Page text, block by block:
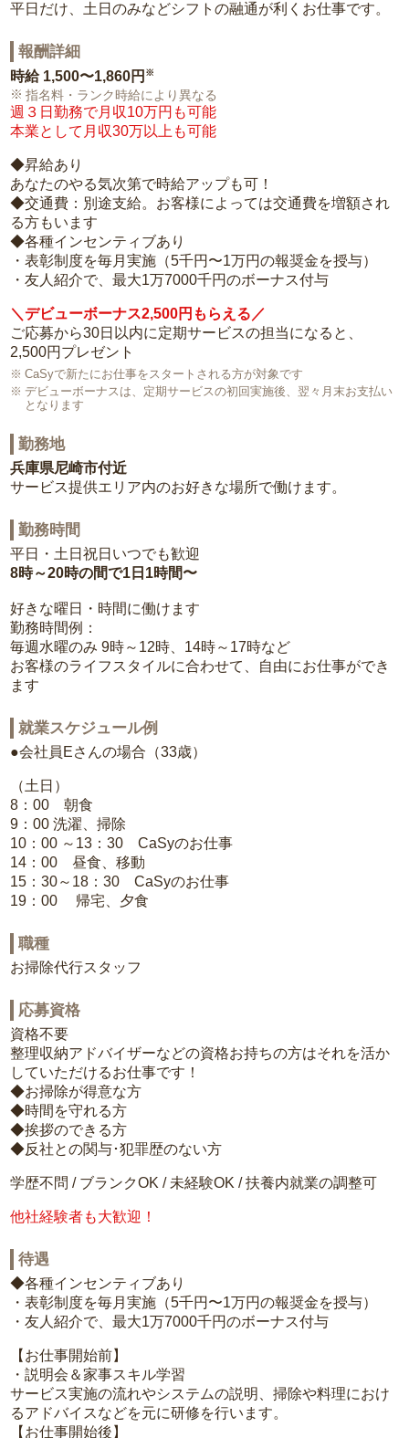
平日だけ、土日のみなどシフトの融通が利くお仕事です。
報酬詳細
時給 1,500〜1,860円 ※
指名料・ランク時給により異なる
週３日勤務で月収10万円も可能
本業として月収30万以上も可能
◆昇給あり
あなたのやる気次第で時給アップも可！
◆交通費：別途支給。お客様によっては交通費を増額され
る方もいます
◆各種インセンティブあり
・表彰制度を毎月実施（5千円〜1万円の報奨金を授与）
・友人紹介で、最大1万7000千円のボーナス付与
＼デビューボーナス2,500円もらえる／
ご応募から30日以内に定期サービスの担当になると、
2,500円プレゼント
CaSyで新たにお仕事をスタートされる方が対象です
デビューボーナスは、定期サービスの初回実施後、翌々月末お支払い
となります
勤務地
兵庫県尼崎市付近
サービス提供エリア内のお好きな場所で働けます。
勤務時間
平日・土日祝日いつでも歓迎
8時～20時の間で1日1時間〜
好きな曜日・時間に働けます
勤務時間例：
毎週水曜のみ 9時～12時、14時～17時など
お客様のライフスタイルに合わせて、自由にお仕事ができ
ます
就業スケジュール例
●会社員Eさんの場合（33歳）
（土日）
8：00 朝食
9：00 洗濯、掃除
10：00 ～13：30 CaSyのお仕事
14：00 昼食、移動
15：30～18：30 CaSyのお仕事
19：00 帰宅、夕食
職種
お掃除代行スタッフ
応募資格
資格不要
整理収納アドバイザーなどの資格お持ちの方はそれを活か
していただけるお仕事です！
◆お掃除が得意な方
◆時間を守れる方
◆挨拶のできる方
◆反社との関与･犯罪歴のない方
学歴不問 / ブランクOK / 未経験OK / 扶養内就業の調整可
他社経験者も大歓迎！
待遇
◆各種インセンティブあり
・表彰制度を毎月実施（5千円〜1万円の報奨金を授与）
・友人紹介で、最大1万7000千円のボーナス付与
【お仕事開始前】
・説明会＆家事スキル学習
サービス実施の流れやシステムの説明、掃除や料理におけ
るアドバイスなどを元に研修を行います。
【お仕事開始後】